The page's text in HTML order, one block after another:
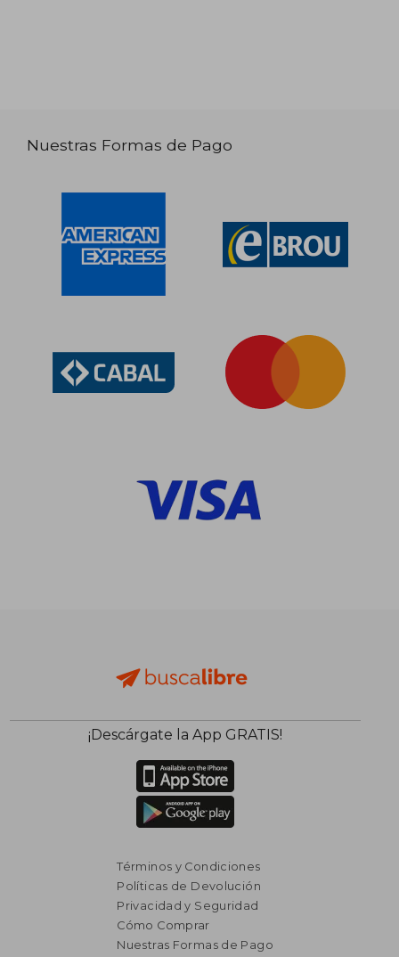
Nuestras Formas de Pago
¡Descárgate la App GRATIS!
Términos y Condiciones
Políticas de Devolución
Privacidad y Seguridad
Cómo Comprar
Nuestras Formas de Pago